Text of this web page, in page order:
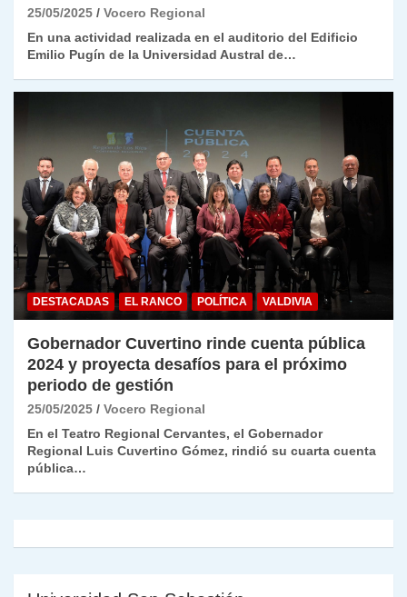
25/05/2025
Vocero Regional
En una actividad realizada en el auditorio del Edificio
Emilio Pugín de la Universidad Austral de…
DESTACADAS EL RANCO POLÍTICA VALDIVIA
Gobernador Cuvertino rinde cuenta pública
2024 y proyecta desafíos para el próximo
periodo de gestión
25/05/2025
Vocero Regional
En el Teatro Regional Cervantes, el Gobernador
Regional Luis Cuvertino Gómez, rindió su cuarta cuenta
pública…